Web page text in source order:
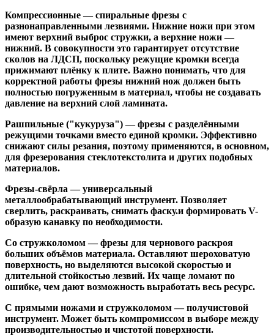
Компрессионные— спиральные фрезы с
разнонаправленными лезвиями. Нижние ножи при этом
имеют верхний выброс стружки, а верхние ножи —
нижний. В совокупности это гарантирует отсутствие
сколов на ЛДСП, поскольку режущие кромки всегда
прижимают плёнку к плите. Важно понимать, что для
корректной работы фрезы нижний нож должен быть
полностью погруженным в материал, чтобы не создавать
давление на верхний слой ламината.
Рашпильные ("кукуруза")— фрезы с разделёнными
режущими точками вместо единой кромки. Эффективно
снижают силы резания, поэтому применяются, в основном,
для фрезерования стеклотекстолита и других подобных
материалов.
Фрезы-свёрла — универсальный
металлообрабатывающий инструмент. Позволяет
сверлить, раскраивать, снимать фаску.и формировать V-
образую канавку по необходимости.
Со стружколомом— фрезы для чернового раскроя
больших объёмов материала. Оставляют шероховатую
поверхность, но выделяются высокой скоростью и
длительной стойкостью лезвий. Их чаще ломают по
ошибке, чем дают возможность выработать весь ресурс.
С прямыми ножами и стружколомом— получистовой
инструмент. Может быть компромиссом в выборе между
производительностью и чистотой поверхности.